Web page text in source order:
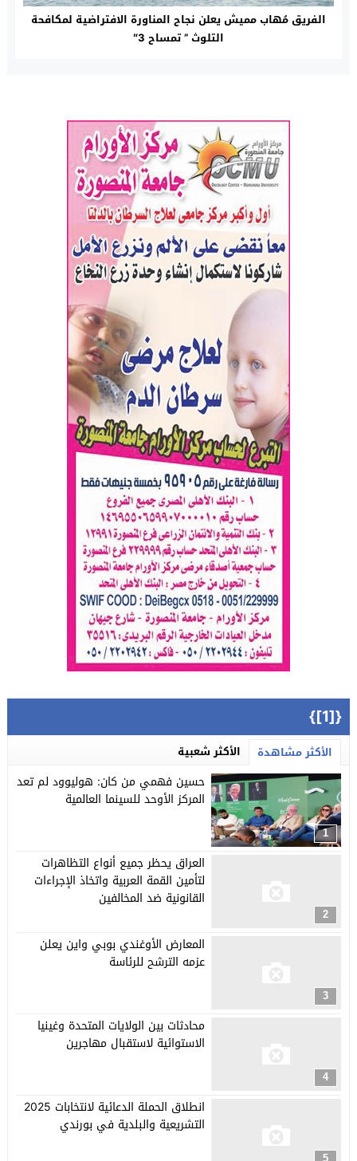
الفريق مُهاب مميش يعلن نجاح المناورة الافتراضية لمكافحة
التلوث ” تمساح 3″
{[1]}
الأكثر مشاهدة الأكثر شعبية
1
حسين فهمي من كان: هوليوود لم تعد
المركز الأوحد للسينما العالمية
2
العراق يحظر جميع أنواع التظاهرات
لتأمين القمة العربية واتخاذ الإجراءات
القانونية ضد المخالفين
3
المعارض الأوغندي بوبي واين يعلن
عزمه الترشح للرئاسة
4
محادثات بين الولايات المتحدة وغينيا
الاستوائية لاستقبال مهاجرين
5
انطلاق الحملة الدعائية لانتخابات 2025
التشريعية والبلدية في بورندي